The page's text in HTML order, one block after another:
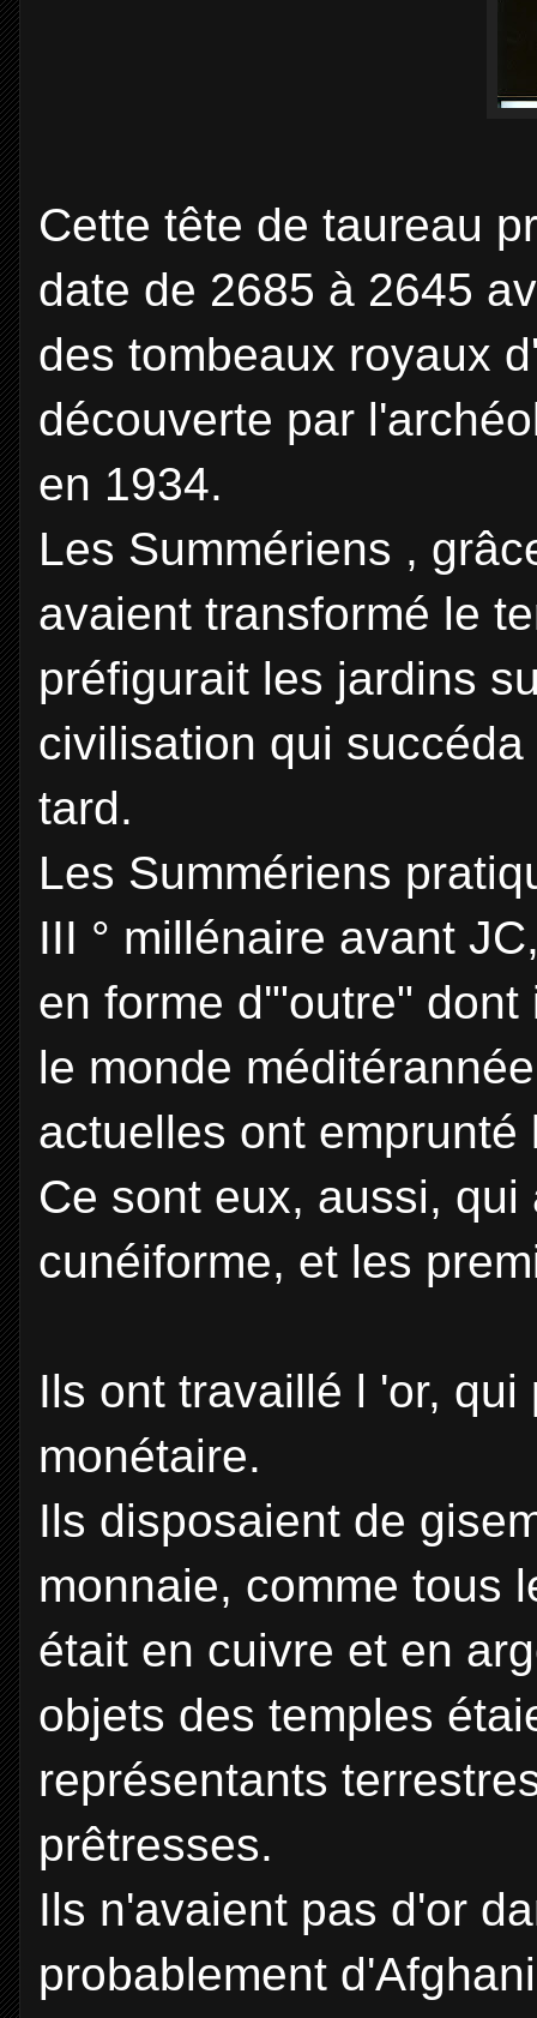
Cette tête de taureau
date de 2685 à 2645
des tombeaux royaux
découverte par
en 1934.
Les Summériens ,
avaient transformé le
préfigurait les jardins
civilisation qui
tard.
Les Summériens
III ° millénaire avant
en forme d'"outre"
le monde
actuelles ont emprunté
Ce sont eux, aussi,
cunéiforme, et les
Ils ont travaillé l 'or,
monétaire.
Ils disposaient de
monnaie, comme tous
était en cuivre et en
objets des temples
représentants
prêtresses.
Ils n'avaient pas d'or
probablement